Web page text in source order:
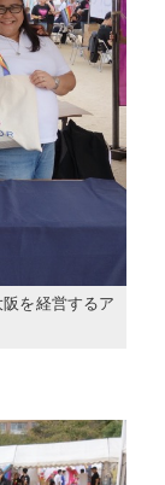
を経営するア